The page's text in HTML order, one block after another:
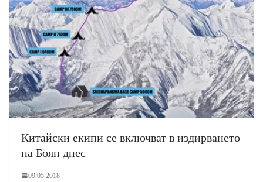
Китайски екипи се включват в издирването
на Боян днес
09.05.2018